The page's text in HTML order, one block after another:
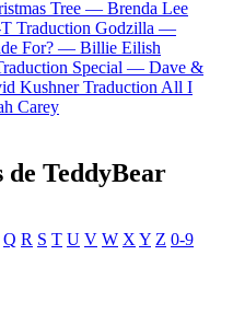
Tree — Brenda Lee
Traduction Godzilla —
For? — Billie Eilish
Special — Dave &
Kushner Traduction All I
Carey
de TeddyBear
Q R S T U V W X Y Z 0-9